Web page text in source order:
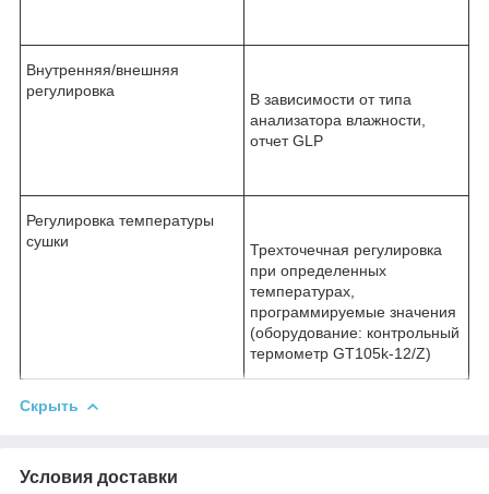
Внутренняя/внешняя
регулировка
В зависимости от типа
анализатора влажности,
отчет GLP
Регулировка температуры
сушки
Трехточечная регулировка
при определенных
температурах,
программируемые значения
(оборудование: контрольный
термометр GT105k-12/Z)
Скрыть
Условия доставки